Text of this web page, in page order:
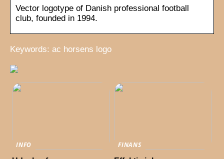
Vector logotype of Danish professional football
club, founded in 1994.
Keywords: ac horsens logo
INFO
FINANS